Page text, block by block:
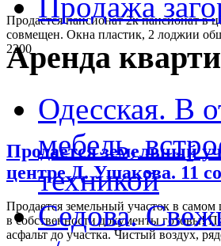
Продается пансионат 2к пансионат в
совмещен. Окна пластик, 2 лоджии
2200
Продается земельный
центре Д. Ушакова. 11
Продается земельный участок в
в собственности документы готовы!
асфальт до участка. Чистый воздух,
Аренда
Одесская. В
мебель,
техникой
Седова.